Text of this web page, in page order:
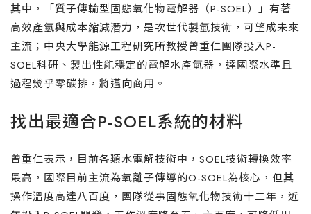
其中，「質子傳輸型固態氧化物電解器（P-SOEL）」有著
高效產氫與成本縮減潛力，是次世代製氫技術，可望成未來
主流；中央大學能源工程研究所教授曾重仁團隊投入P-
SOEL科研、製出性能穩定的電解水產氫器，達國際水準且
過程幾乎零碳排，將邁向商用。
找出最適合P-SOEL系統的材料
曾重仁表示，目前各類水電解技術中，SOEL技術轉換效率
最高，國際目前主流為氧離子傳導的O-SOEL為核心，但其
操作溫度高達八百度，團隊從事固態氧化物技術十二年，近